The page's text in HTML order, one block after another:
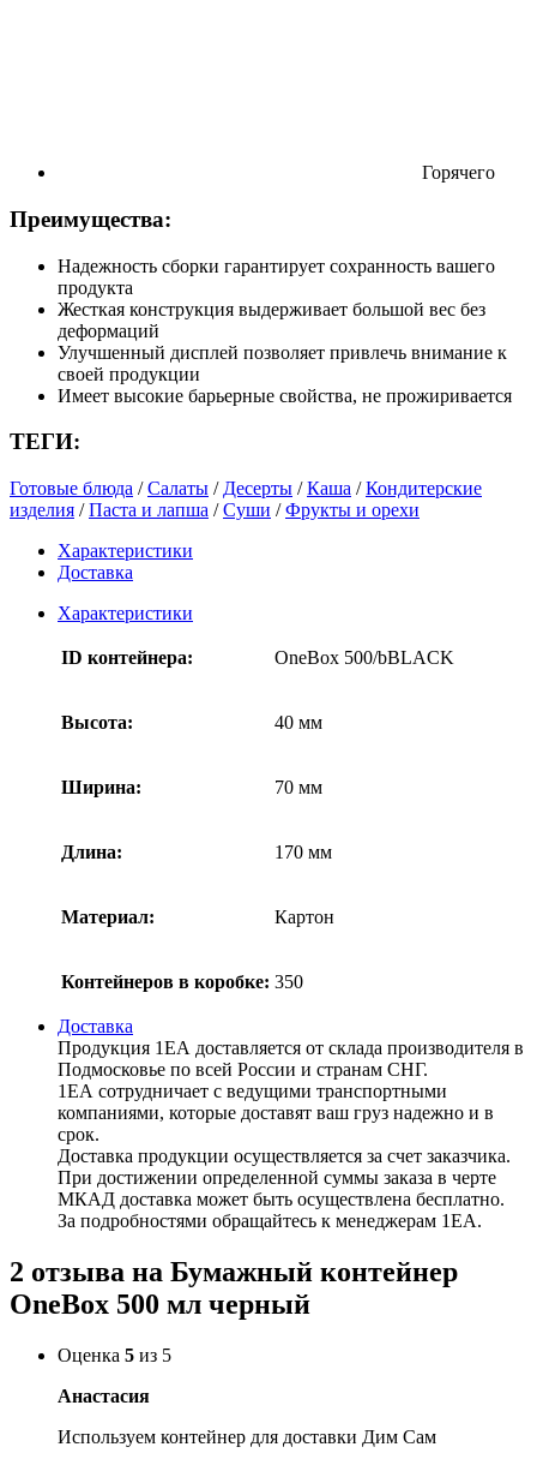
Горячего
Преимущества:
Надежность сборки гарантирует сохранность вашего
продукта
Жесткая конструкция выдерживает большой вес без
деформаций
Улучшенный дисплей позволяет привлечь внимание к
своей продукции
Имеет высокие барьерные свойства, не прожиривается
ТЕГИ:
Готовые блюда /Салаты / Десерты /Каша /Кондитерские
изделия /Паста и лапша /Суши /Фрукты и орехи
Характеристики
Доставка
Характеристики
ID контейнера: OneBox 500/bBLACK
Высота: 40 мм
Ширина: 70 мм
Длина: 170 мм
Материал: Картон
Контейнеров в коробке: 350
Доставка
Продукция 1ЕА доставляется от склада производителя в
Подмосковье по всей России и странам СНГ.
1ЕА сотрудничает с ведущими транспортными
компаниями, которые доставят ваш груз надежно и в
срок.
Доставка продукции осуществляется за счет заказчика.
При достижении определенной суммы заказа в черте
МКАД доставка может быть осуществлена бесплатно.
За подробностями обращайтесь к менеджерам 1ЕА.
2 отзыва на Бумажный контейнер
OneBox 500 мл черный
Оценка 5 из 5
Анастасия
Используем контейнер для доставки Дим Сам